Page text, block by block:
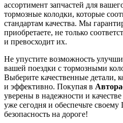
ассортимент запчастей для
тормозные колодки, которые
стандартам качества. Мы
приобретаете, не только
и превосходит их.
Не упустите возможность
вашей поездки с тормозными
Выберите качественные детали,
и эффективно. Покупая в
уверены в надежности и
уже сегодня и обеспечьте
безопасность на дороге!